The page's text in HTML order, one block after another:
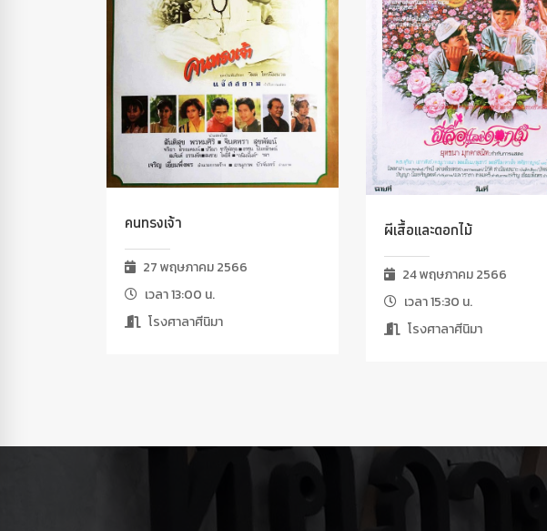
คนทรงเจ้า
27 พฤษภาคม 2566
เวลา 13:00 น.
โรงศาลาศีนิมา
ผีเสื้อและดอกไม้
24 พฤษภาคม 2566
เวลา 15:30 น.
โรงศาลาศีนิมา